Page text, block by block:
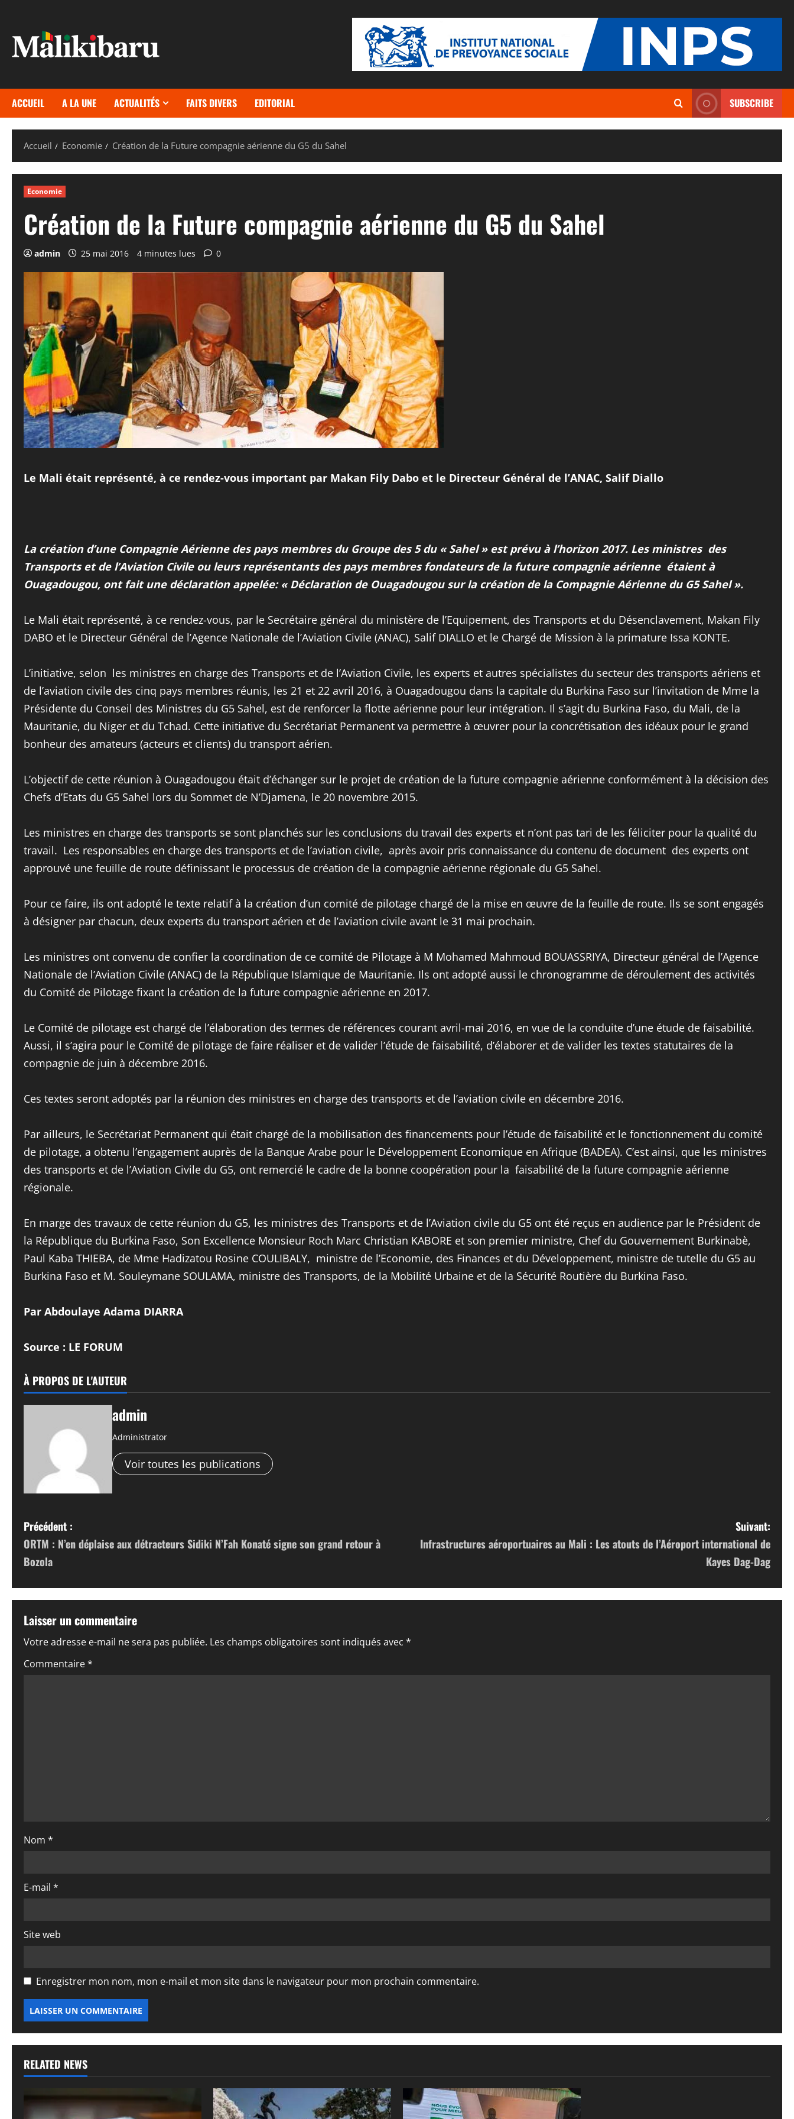
contenu
ACCUEIL A LA UNE ACTUALITÉS FAITS DIVERS EDITORIAL SUBSCRIBE
Accueil Economie Création de la Future compagnie aérienne du G5 du Sahel
Economie
Création de la Future compagnie aérienne du G5 du Sahel
admin 25 mai 2016 4 minutes lues 0
Le Mali était représenté, à ce rendez-vous important par Makan Fily Dabo et le Directeur Général de l’ANAC, Salif Diallo
La création d’une Compagnie Aérienne des pays membres du Groupe des 5 du « Sahel » est prévu à l’horizon 2017. Les ministres des
Transports et de l’Aviation Civile ou leurs représentants des pays membres fondateurs de la future compagnie aérienne étaient à
Ouagadougou, ont fait une déclaration appelée: « Déclaration de Ouagadougou sur la création de la Compagnie Aérienne du G5 Sahel ».
Le Mali était représenté, à ce rendez-vous, par le Secrétaire général du ministère de l’Equipement, des Transports et du Désenclavement, Makan Fily
DABO et le Directeur Général de l’Agence Nationale de l’Aviation Civile (ANAC), Salif DIALLO et le Chargé de Mission à la primature Issa KONTE.
L’initiative, selon les ministres en charge des Transports et de l’Aviation Civile, les experts et autres spécialistes du secteur des transports aériens et
de l’aviation civile des cinq pays membres réunis, les 21 et 22 avril 2016, à Ouagadougou dans la capitale du Burkina Faso sur l’invitation de Mme la
Présidente du Conseil des Ministres du G5 Sahel, est de renforcer la flotte aérienne pour leur intégration. Il s’agit du Burkina Faso, du Mali, de la
Mauritanie, du Niger et du Tchad. Cette initiative du Secrétariat Permanent va permettre à œuvrer pour la concrétisation des idéaux pour le grand
bonheur des amateurs (acteurs et clients) du transport aérien.
L’objectif de cette réunion à Ouagadougou était d’échanger sur le projet de création de la future compagnie aérienne conformément à la décision des
Chefs d’Etats du G5 Sahel lors du Sommet de N’Djamena, le 20 novembre 2015.
Les ministres en charge des transports se sont planchés sur les conclusions du travail des experts et n’ont pas tari de les féliciter pour la qualité du
travail. Les responsables en charge des transports et de l’aviation civile, après avoir pris connaissance du contenu de document des experts ont
approuvé une feuille de route définissant le processus de création de la compagnie aérienne régionale du G5 Sahel.
Pour ce faire, ils ont adopté le texte relatif à la création d’un comité de pilotage chargé de la mise en œuvre de la feuille de route. Ils se sont engagés
à désigner par chacun, deux experts du transport aérien et de l’aviation civile avant le 31 mai prochain.
Les ministres ont convenu de confier la coordination de ce comité de Pilotage à M Mohamed Mahmoud BOUASSRIYA, Directeur général de l’Agence
Nationale de l’Aviation Civile (ANAC) de la République Islamique de Mauritanie. Ils ont adopté aussi le chronogramme de déroulement des activités
du Comité de Pilotage fixant la création de la future compagnie aérienne en 2017.
Le Comité de pilotage est chargé de l’élaboration des termes de références courant avril-mai 2016, en vue de la conduite d’une étude de faisabilité.
Aussi, il s’agira pour le Comité de pilotage de faire réaliser et de valider l’étude de faisabilité, d’élaborer et de valider les textes statutaires de la
compagnie de juin à décembre 2016.
Ces textes seront adoptés par la réunion des ministres en charge des transports et de l’aviation civile en décembre 2016.
Par ailleurs, le Secrétariat Permanent qui était chargé de la mobilisation des financements pour l’étude de faisabilité et le fonctionnement du comité
de pilotage, a obtenu l’engagement auprès de la Banque Arabe pour le Développement Economique en Afrique (BADEA). C’est ainsi, que les ministres
des transports et de l’Aviation Civile du G5, ont remercié le cadre de la bonne coopération pour la faisabilité de la future compagnie aérienne
régionale.
En marge des travaux de cette réunion du G5, les ministres des Transports et de l’Aviation civile du G5 ont été reçus en audience par le Président de
la République du Burkina Faso, Son Excellence Monsieur Roch Marc Christian KABORE et son premier ministre, Chef du Gouvernement Burkinabè,
Paul Kaba THIEBA, de Mme Hadizatou Rosine COULIBALY, ministre de l’Economie, des Finances et du Développement, ministre de tutelle du G5 au
Burkina Faso et M. Souleymane SOULAMA, ministre des Transports, de la Mobilité Urbaine et de la Sécurité Routière du Burkina Faso.
Par Abdoulaye Adama DIARRA
Source : LE FORUM
À PROPOS DE L'AUTEUR
admin
Administrator
Voir toutes les publications
N
a
i
g
a
r
t
c
e
Précédent :
ORTM : N’en déplaise aux détracteurs Sidiki N’Fah Konaté signe son grand retour à
Bozola
Suivant:
Infrastructures aéroportuaires au Mali : Les atouts de l’Aéroport international de
Kayes Dag-Dag
Laisser un commentaire
Votre adresse e-mail ne sera pas publiée. Les champs obligatoires sont indiqués avec *
Commentaire*
Nom *
E-mail *
Site web
Enregistrer mon nom, mon e-mail et mon site dans le navigateur pour mon prochain commentaire.
RELATED NEWS